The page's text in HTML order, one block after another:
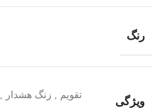
رنگ
ویژگی تقویم , زنگ هشدار ,